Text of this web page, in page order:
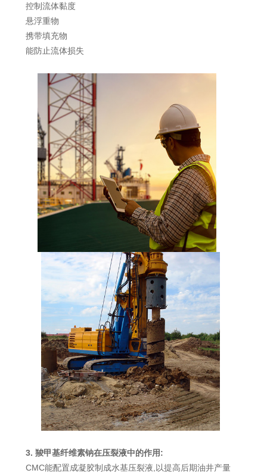
控制流体黏度
悬浮重物
携带填充物
能防止流体损失
3. 羧甲基纤维素钠在压裂液中的作用:
CMC能配置成凝胶制成水基压裂液,以提高后期油井产量